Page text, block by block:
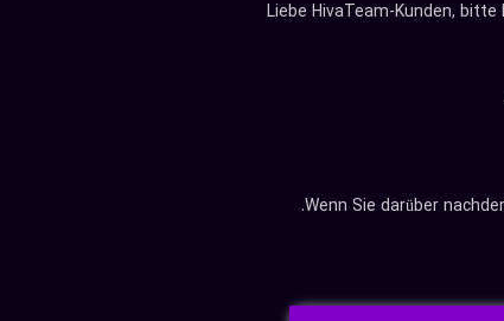
Liebe HivaTeam-Kunden,
Wenn Sie darüber